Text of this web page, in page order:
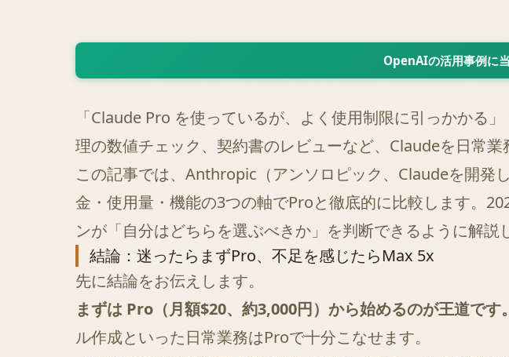
OpenAIの活用事例に
「Claude Pro を使っているが、よく使用制限に引っかか
理の数値チェック、契約書のレビューなど、Claudeを日常
この記事では、Anthropic（アンソロピック、Claudeを開発
金・使用量・機能の3つの軸でProと徹底的に比較します。
ンが「自分はどちらを選ぶべきか」を判断できるように解説
結論：迷ったらまずPro、不足を感じたらMax 5x
先に結論をお伝えします。
まずは Pro（月額$20、約3,000円）から始めるのが王道です。
ル作成といった日常業務はProで十分こなせます。